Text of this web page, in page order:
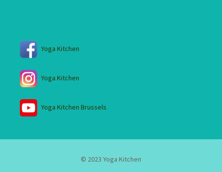
Yoga Kitchen
Yoga Kitchen
Yoga Kitchen Brussels
© 2023 Yoga Kitchen